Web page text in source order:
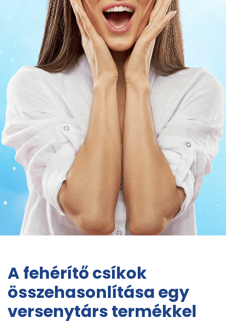
A fehérítő csíkok
összehasonlítása egy
versenytárs termékkel